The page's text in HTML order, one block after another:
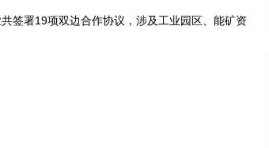
署19项双边合作协议，涉及工业园区、能矿资